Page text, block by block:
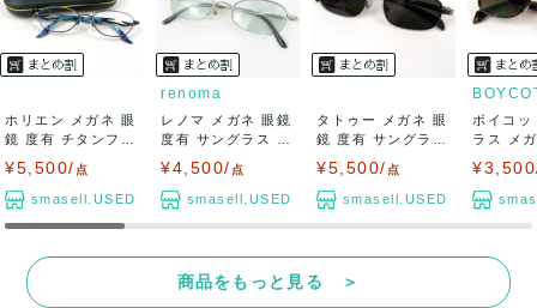
ホリエン メガネ 眼
鏡 度有 チタンフレ
¥5,500/ 点
smasell.USED
renoma
レノマ メガネ 眼鏡
度有 サングラス フ
¥4,500/ 点
smasell.USED
タトゥー メガネ 眼
鏡 度有 サングラス
¥5,500/ 点
smasell.USED
ボイコッ
ラス メ
商品をもっと見る ＞